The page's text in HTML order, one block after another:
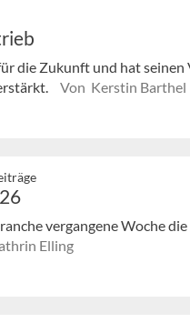
die Zukunft und hat
Von Kerstin Barthel
vergangene Woche
Elling